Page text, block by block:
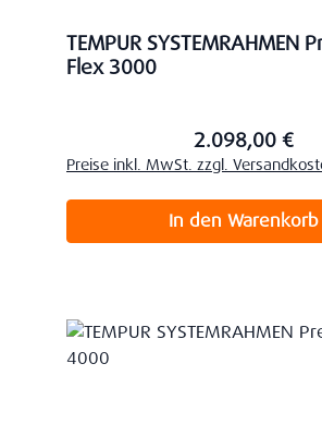
TEMPUR SYSTEMRAHMEN
Flex 3000
Regulärer Preis:2.098,00 €
Preise inkl. MwSt. zzgl.
In den Warenkorb